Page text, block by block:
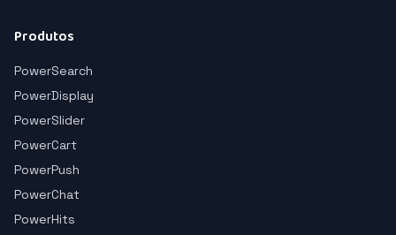
Produtos
PowerSearch
PowerDisplay
PowerSlider
PowerCart
PowerPush
PowerChat
PowerHits